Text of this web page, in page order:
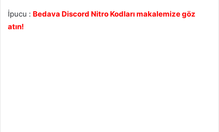
İpucu : Bedava Discord Nitro Kodları makalemize göz
atın!